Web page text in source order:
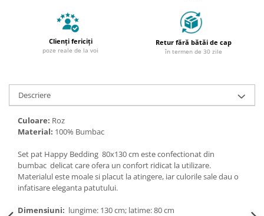
Clienți fericiți
poze reale de la voi
Retur fără bătăi de cap
în termen de 30 zile
Descriere
Culoare: Roz
Material: 100% Bumbac
Set pat Happy Bedding 80x130 cm este confectionat din
bumbac delicat care ofera un confort ridicat la utilizare.
Materialul este moale si placut la atingere, iar culorile sale dau o
infatisare eleganta patutului.
Dimensiuni: lungime: 130 cm; latime: 80 cm